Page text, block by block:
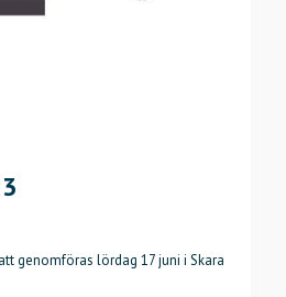
genomföras lördag 17 juni i Skara